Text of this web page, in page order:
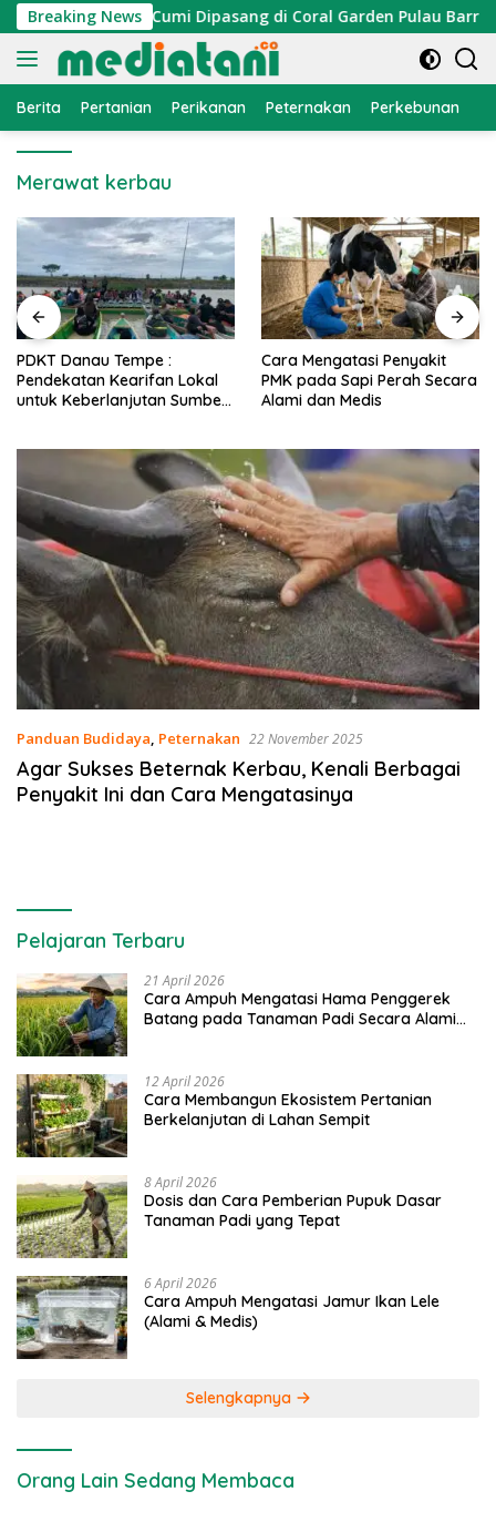
Langsung
ke
konten
Breaking News
Atraktor Cumi Dipasang di Coral Garden Pulau Barrang
Berita Pertanian Perikanan Peternakan Perkebunan
Merawat kerbau
PDKT Danau Tempe :
Pendekatan Kearifan Lokal
untuk Keberlanjutan Sumber
Cara Mengatasi Penyakit
PMK pada Sapi Perah Secara
Alami dan Medis
Panduan Budidaya, Peternakan 22 November 2025
Agar Sukses Beternak Kerbau, Kenali Berbagai
Penyakit Ini dan Cara Mengatasinya
Pelajaran Terbaru
21 April 2026
Cara Ampuh Mengatasi Hama Penggerek
Batang pada Tanaman Padi Secara Alami
12 April 2026
Cara Membangun Ekosistem Pertanian
Berkelanjutan di Lahan Sempit
8 April 2026
Dosis dan Cara Pemberian Pupuk Dasar
Tanaman Padi yang Tepat
6 April 2026
Cara Ampuh Mengatasi Jamur Ikan Lele
(Alami & Medis)
Selengkapnya
Orang Lain Sedang Membaca